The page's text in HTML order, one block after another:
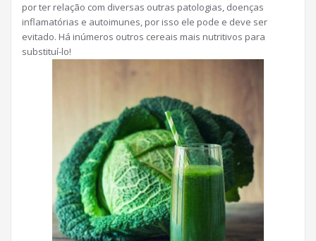
por ter relação com diversas outras patologias, doenças
inflamatórias e autoimunes, por isso ele pode e deve ser
evitado. Há inúmeros outros cereais mais nutritivos para
substituí-lo!